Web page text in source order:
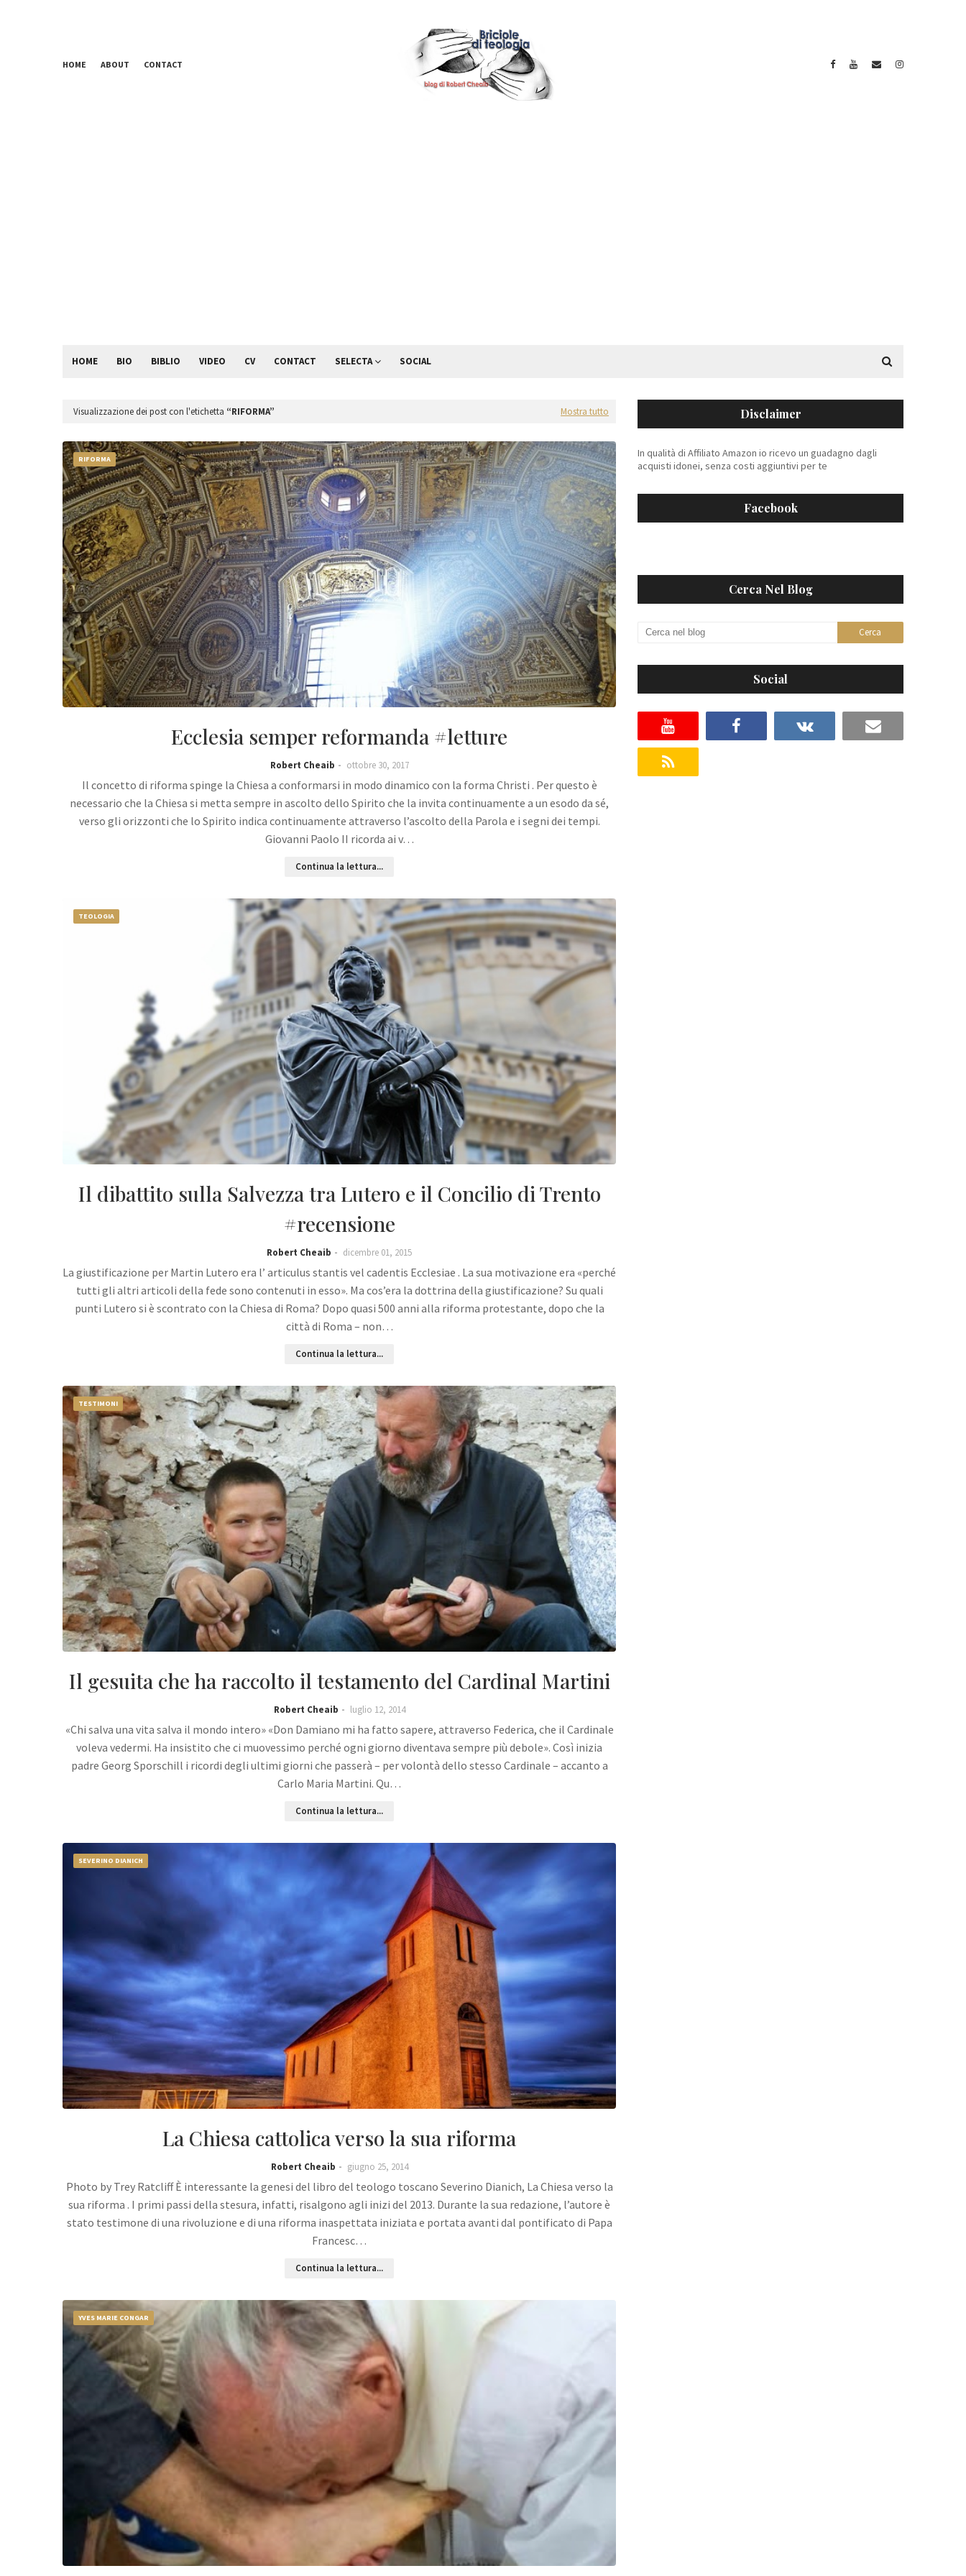
HOME ABOUT CONTACT
HOME BIO BIBLIO VIDEO CV CONTACT SELECTA SOCIAL
Visualizzazione dei post con l'etichetta RIFORMA Mostra tutto
RIFORMA
Ecclesia semper reformanda #letture
Robert Cheaib ottobre 30, 2017
Il concetto di riforma spinge la Chiesa a conformarsi in modo dinamico con la forma Christi . Per questo è
necessario che la Chiesa si metta sempre in ascolto dello Spirito che la invita continuamente a un esodo da sé,
verso gli orizzonti che lo Spirito indica continuamente attraverso l’ascolto della Parola e i segni dei tempi.
Giovanni Paolo II ricorda ai v…
Continua la lettura...
TEOLOGIA
Il dibattito sulla Salvezza tra Lutero e il Concilio di Trento
#recensione
Robert Cheaib dicembre 01, 2015
La giustificazione per Martin Lutero era l’ articulus stantis vel cadentis Ecclesiae . La sua motivazione era «perché
tutti gli altri articoli della fede sono contenuti in esso». Ma cos’era la dottrina della giustificazione? Su quali
punti Lutero si è scontrato con la Chiesa di Roma? Dopo quasi 500 anni alla riforma protestante, dopo che la
città di Roma – non…
Continua la lettura...
TESTIMONI
Il gesuita che ha raccolto il testamento del Cardinal Martini
Robert Cheaib luglio 12, 2014
«Chi salva una vita salva il mondo intero» «Don Damiano mi ha fatto sapere, attraverso Federica, che il Cardinale
voleva vedermi. Ha insistito che ci muovessimo perché ogni giorno diventava sempre più debole». Così inizia
padre Georg Sporschill i ricordi degli ultimi giorni che passerà – per volontà dello stesso Cardinale – accanto a
Carlo Maria Martini. Qu…
Continua la lettura...
SEVERINO DIANICH
La Chiesa cattolica verso la sua riforma
Robert Cheaib giugno 25, 2014
Photo by Trey Ratcliff È interessante la genesi del libro del teologo toscano Severino Dianich, La Chiesa verso la
sua riforma . I primi passi della stesura, infatti, risalgono agli inizi del 2013. Durante la sua redazione, l’autore è
stato testimone di una rivoluzione e di una riforma inaspettata iniziata e portata avanti dal pontificato di Papa
Francesc…
Continua la lettura...
YVES MARIE CONGAR
Disclaimer
In qualità di Affiliato Amazon io ricevo un guadagno dagli
acquisti idonei, senza costi aggiuntivi per te
Facebook
Cerca Nel Blog
Social